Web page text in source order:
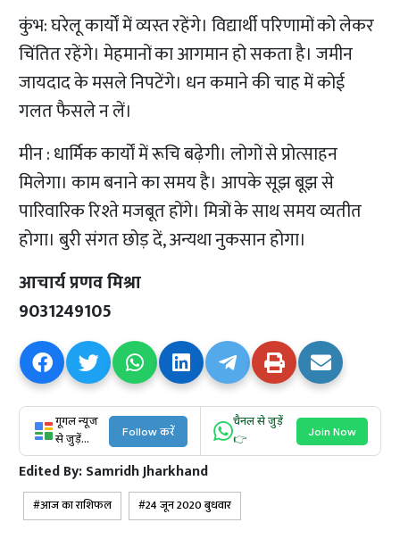
कुंभ: घरेलू कार्यों में व्यस्त रहेंगे। विद्यार्थी परिणामों को लेकर
चिंतित रहेंगे। मेहमानों का आगमान हो सकता है। जमीन
जायदाद के मसले निपटेंगे। धन कमाने की चाह में कोई
गलत फैसले न लें।
मीन : धार्मिक कार्यों में रूचि बढ़ेगी। लोगों से प्रोत्साहन
मिलेगा। काम बनाने का समय है। आपके सूझ बूझ से
पारिवारिक रिश्ते मजबूत होंगे। मित्रों के साथ समय व्यतीत
होगा। बुरी संगत छोड़ दें, अन्यथा नुकसान होगा।
आचार्य प्रणव मिश्रा
9031249105
गूगल न्यूज
से जुड़ें...
Follow करें
चैनल से जुड़ें
👉
Join Now
Edited By:Samridh Jharkhand
आज का राशिफल 24 जून 2020 बुधवार